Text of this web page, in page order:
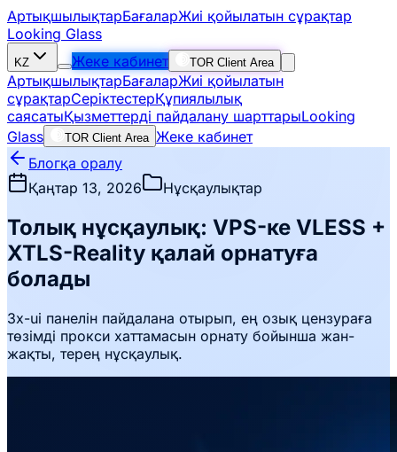
АртықшылықтарБағаларЖиі қойылатын сұрақтар
Looking Glass
KZ Жеке кабинет TOR Client Area
АртықшылықтарБағаларЖиі қойылатын
сұрақтарСеріктестерҚұпиялылық
саясатыҚызметтерді пайдалану шарттарыLooking
Glass
TOR Client Area Жеке кабинет
Блогқа оралу
Қаңтар 13, 2026
Нұсқаулықтар
Толық нұсқаулық: VPS-ке VLESS +
XTLS-Reality қалай орнатуға
болады
3x-ui панелін пайдалана отырып, ең озық цензураға
төзімді прокси хаттамасын орнату бойынша жан-
жақты, терең нұсқаулық.